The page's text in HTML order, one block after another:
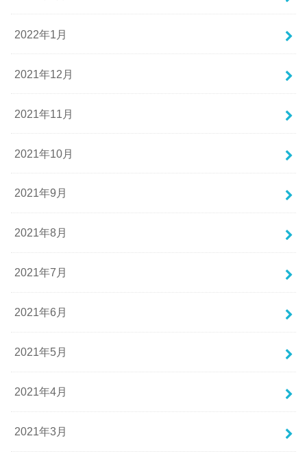
2022年1月
2021年12月
2021年11月
2021年10月
2021年9月
2021年8月
2021年7月
2021年6月
2021年5月
2021年4月
2021年3月